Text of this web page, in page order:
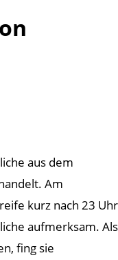
aus dem
Am
kurz nach 23 Uhr
aufmerksam. Als
fing sie